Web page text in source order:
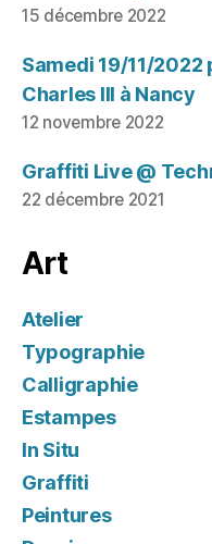
15 décembre 2022
Samedi 19/11/
Charles III à Nancy
12 novembre 2022
Graffiti Live @
22 décembre 2021
Art
Atelier
Typographie
Calligraphie
Estampes
In Situ
Graffiti
Peintures